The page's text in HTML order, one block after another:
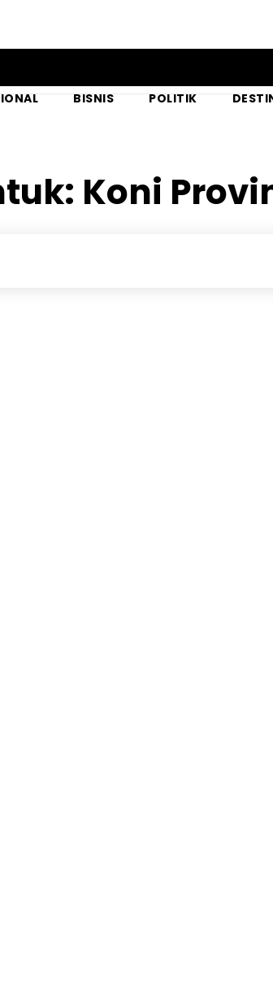
BISNIS POLITIK
Koni